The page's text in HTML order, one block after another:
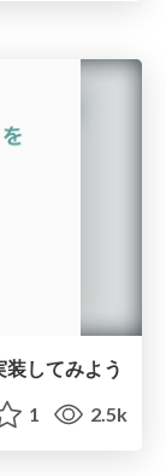
してみよう
1 2.5k